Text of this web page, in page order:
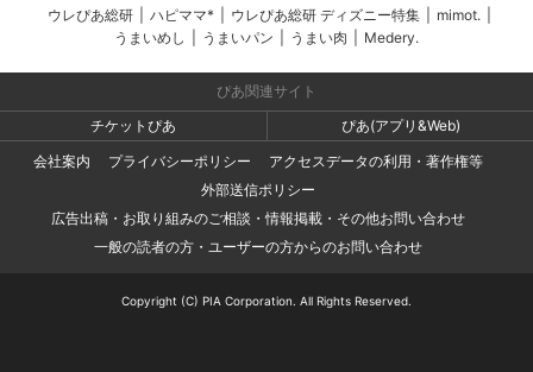
ウレぴあ総研 ハピママ* ウレぴあ総研 ディズニー特集 mimot.
うまいめし
うまいパン うまい肉 Medery.
ぴあ関連サイト
チケットぴあ
ぴあ(アプリ&Web)
会社案内
プライバシーポリシー
アクセスデータの利用・著作権等
外部送信ポリシー
広告出稿・お取り組みのご相談・情報掲載・その他お問い合わせ
一般の読者の方・ユーザーの方からのお問い合わせ
Copyright (C) PIA Corporation. All Rights Reserved.